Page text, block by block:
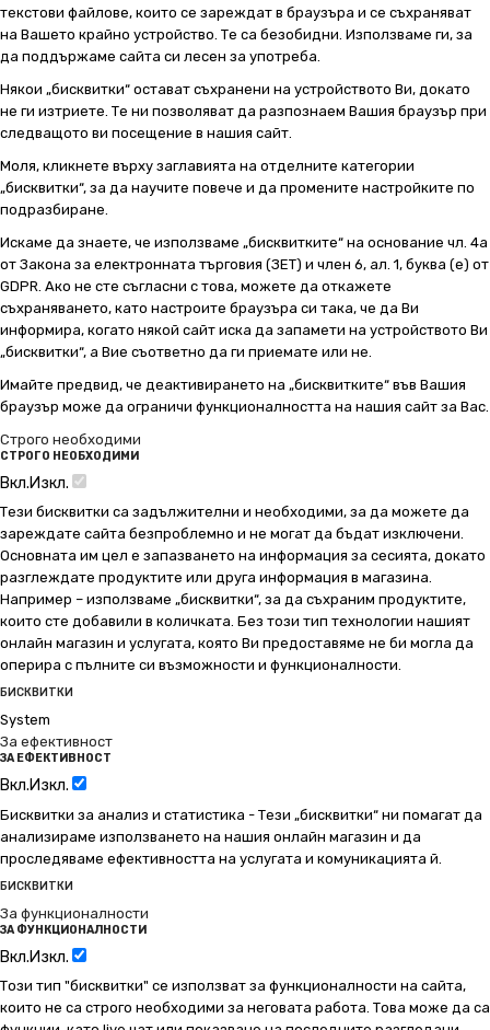
текстови файлове, които се зареждат в браузъра и се съхраняват
на Вашето крайно устройство. Те са безобидни. Използваме ги, за
да поддържаме сайта си лесен за употреба.
Някои „бисквитки“ остават съхранени на устройството Ви, докато
не ги изтриете. Те ни позволяват да разпознаем Вашия браузър при
следващото ви посещение в нашия сайт.
Моля, кликнете върху заглавията на отделните категории
„бисквитки“, за да научите повече и да промените настройките по
подразбиране.
Искаме да знаете, че използваме „бисквитките“ на основание чл. 4а
от Закона за електронната търговия (ЗЕТ) и член 6, ал. 1, буква (е) от
GDPR. Ако не сте съгласни с това, можете да откажете
съхраняването, като настроите браузъра си така, че да Ви
информира, когато някой сайт иска да запамети на устройството Ви
„бисквитки“, а Вие съответно да ги приемате или не.
Имайте предвид, че деактивирането на „бисквитките“ във Вашия
браузър може да ограничи функционалността на нашия сайт за Вас.
Строго необходими
СТРОГО НЕОБХОДИМИ
Вкл.Изкл.
Тези бисквитки са задължителни и необходими, за да можете да
зареждате сайта безпроблемно и не могат да бъдат изключени.
Основната им цел е запазването на информация за сесията, докато
разглеждате продуктите или друга информация в магазина.
Например – използваме „бисквитки“, за да съхраним продуктите,
които сте добавили в количката. Без този тип технологии нашият
онлайн магазин и услугата, която Ви предоставяме не би могла да
оперира с пълните си възможности и функционалности.
БИСКВИТКИ
System
За ефективност
ЗА ЕФЕКТИВНОСТ
Вкл.Изкл.
Бисквитки за анализ и статистика - Тези „бисквитки“ ни помагат да
анализираме използването на нашия онлайн магазин и да
проследяваме ефективността на услугата и комуникацията й.
БИСКВИТКИ
За функционалности
ЗА ФУНКЦИОНАЛНОСТИ
Вкл.Изкл.
Този тип "бисквитки" се използват за функционалности на сайта,
които не са строго необходими за неговата работа. Това може да са